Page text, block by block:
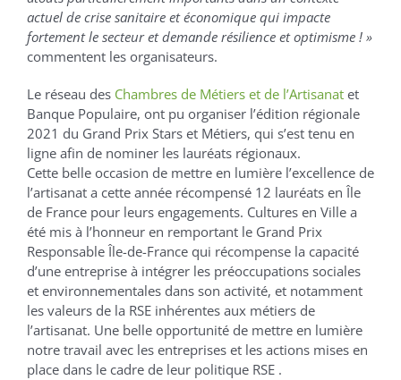
actuel de crise sanitaire et économique qui impacte
fortement le secteur et demande résilience et optimisme ! »
commentent les organisateurs.
Le réseau des Chambres de Métiers et de l’Artisanat et
Banque Populaire, ont pu organiser l’édition régionale
2021 du Grand Prix Stars et Métiers, qui s’est tenu en
ligne afin de nominer les lauréats régionaux.
Cette belle occasion de mettre en lumière l’excellence de
l’artisanat a cette année récompensé 12 lauréats en Île
de France pour leurs engagements. Cultures en Ville a
été mis à l’honneur en remportant le Grand Prix
Responsable Île-de-France qui récompense la capacité
d’une entreprise à intégrer les préoccupations sociales
et environnementales dans son activité, et notamment
les valeurs de la RSE inhérentes aux métiers de
l’artisanat. Une belle opportunité de mettre en lumière
notre travail avec les entreprises et les actions mises en
place dans le cadre de leur politique RSE .